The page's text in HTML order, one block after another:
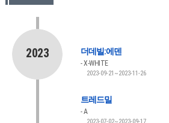
2023 더데빌:에덴
X-WHITE
2023-09-21~2023-11-26
트레드밀
A